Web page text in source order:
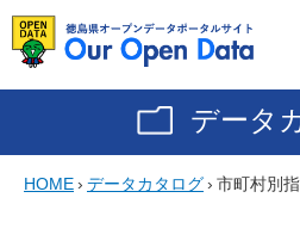
データ
HOME› データカタログ› 市町村別